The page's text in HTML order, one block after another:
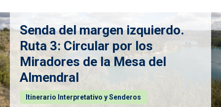
Senda del margen izquierdo.
Ruta 3: Circular por los
Miradores de la Mesa del
Almendral
Itinerario Interpretativo y Senderos